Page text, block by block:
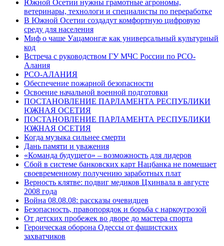
Южной Осетии нужны грамотные агрономы,
ветеринары, технологи и специалисты по переработке
В Южной Осетии создадут комфортную цифровую
среду для населения
Миф о чаше Уацамонгæ как универсальный культурный
код
Встреча с руководством ГУ МЧС России по РСО-
Алания
РСО-АЛАНИЯ
Обеспечение пожарной безопасности
Освоение начальной военной подготовки
ПОСТАНОВЛЕНИЕ ПАРЛАМЕНТА РЕСПУБЛИКИ
ЮЖНАЯ ОСЕТИЯ
ПОСТАНОВЛЕНИЕ ПАРЛАМЕНТА РЕСПУБЛИКИ
ЮЖНАЯ ОСЕТИЯ
Когда музыка сильнее смерти
Дань памяти и уважения
«Команда будущего» – возможность для лидеров
Сбой в системе банковских карт Нацбанка не помешает
своевременному получению заработных плат
Верность клятве: подвиг медиков Цхинвала в августе
2008 года
Война 08.08.08: рассказы очевидцев
Безопасность, правопорядок и борьба с наркоугрозой
От детских пробежек во дворе до мастера спорта
Героическая оборона Одессы от фашистских
захватчиков